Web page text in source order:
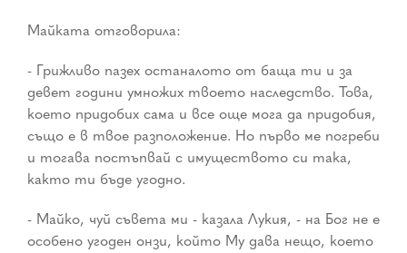
Майката отговорила:
- Грижливо пазех останалото от баща ти и за
девет години умножих твоето наследство. Това,
което придобих сама и все още мога да придобия,
също е в твое разположение. Но първо ме погреби
и тогава постъпвай с имуществото си така,
както ти бъде угодно.
- Майко, чуй съвета ми - казала Лукия, - на Бог не е
особено угоден онзи, който Му дава нещо, което